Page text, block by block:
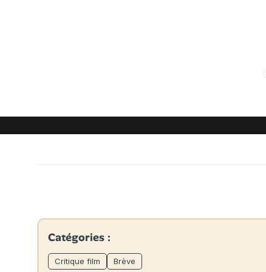
Catégories :
Critique film Brève